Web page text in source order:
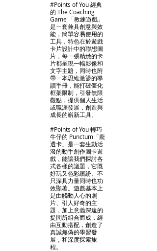
#Points of You 經典
的 The Coaching
Game 「教練遊戲」
是ㄧ套兼具創意與效
能，簡單容易使用的
工具，特色在於遊戲
卡片設計中的聯想圖
片，每一張精緻的卡
片都呈現一幅影像和
文字主題，同時也附
帶一本思維激盪的導
讀手冊，能打破僵化
框架限制，引發無限
觀點，提供個人生活
或職涯發展，創造與
成長的嶄新工具。
#Points of You 輕巧
牛仔的 Punctum「龐
透卡」是一套生動活
潑的動手創作圖卡遊
戲，能讓我們探討各
式各樣的議題，它既
好玩又色彩繽紛、不
只深具力量同時也功
效顯著。遊戲基本上
是由觸動人心的照
片、引人好奇的主
題，加上意義深遠的
提問所組合而成，經
由互動搭配，創造了
真誠無偽的學習發
展，和深度探索旅
程。